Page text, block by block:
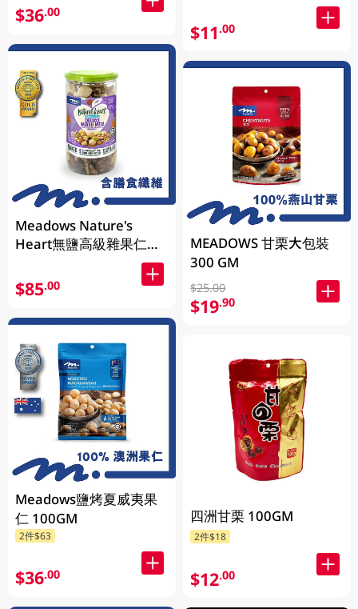
$36.00
Meadows Nature's
Heart無鹽高級雜果仁
400GM (包裝隨機發放)
$85.00
Meadows鹽烤夏威夷果
仁 100GM
2件$63
$36.00
$11.00
MEADOWS 甘栗大包裝
300 GM
$25.00
$19.90
四洲甘栗 100GM
2件$18
$12.00